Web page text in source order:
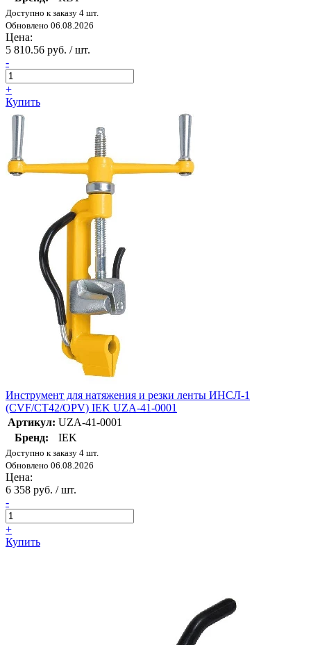
Доступно к заказу 4 шт.
Обновлено 06.08.2026
Цена:
5 810.56 руб. / шт.
-
+
Купить
Инструмент для натяжения и резки ленты ИНСЛ-1
(CVF/CT42/OPV) IEK UZA-41-0001
Артикул: UZA-41-0001
Бренд:
IEK
Доступно к заказу 4 шт.
Обновлено 06.08.2026
Цена:
6 358 руб. / шт.
-
+
Купить